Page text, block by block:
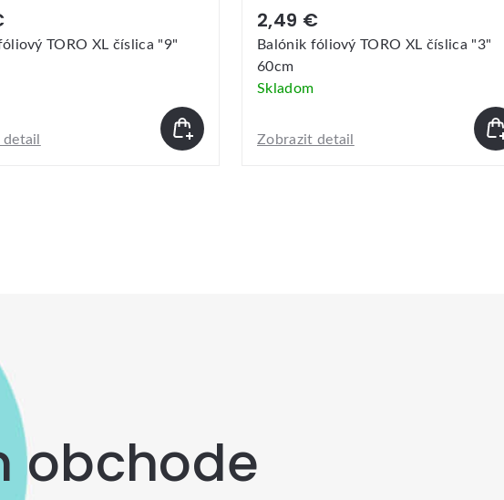
TORO XL číslica "9"
2,49 €
Balónik fóliový TORO XL číslica "3"
60cm
Skladom
Zobrazit detail
obchode